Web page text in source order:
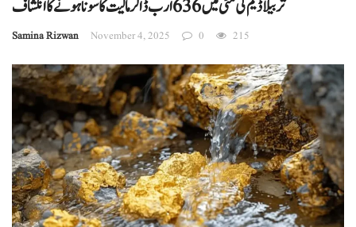
تربیلا ڈیم کی مٹی میں 636 ارب ڈالر مالیت کا سونا ہونے کا انکشاف
Samina Rizwan November 4, 2025 0 215